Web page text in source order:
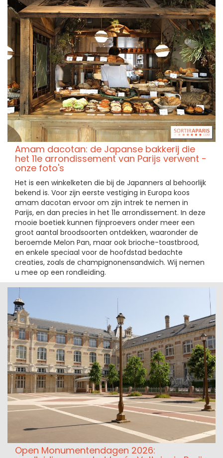
Amam dacotan: de Japanse bakkerij die
het 11e arrondissement van Parijs verwent -
onze foto's
Het is een winkelketen die bij de Japanners al behoorlijk
bekend is. Voor zijn eerste vestiging in Europa koos
amam dacotan ervoor om zijn intrek te nemen in
Parijs, en dan precies in het 11e arrondissement. In deze
mooie boetiek kunnen fijnproevers onder meer een
groot aantal broodsoorten ontdekken, waaronder de
beroemde Melon Pan, maar ook brioche-toastbrood,
en enkele speciaal voor de hoofdstad bedachte
creaties, zoals de champignonensandwich. Wij nemen
u mee op een rondleiding.
Open Monumentendagen 2026: